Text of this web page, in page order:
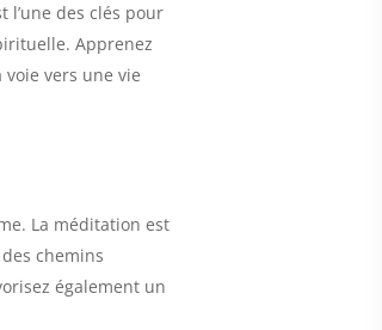
l’une des clés pour
Apprenez
vers une vie
La méditation est
chemins
également un